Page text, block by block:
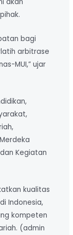
bagi
arbitrase
MUI,” ujar
Kegiatan
kualitas
Indonesia,
kompeten
(admin